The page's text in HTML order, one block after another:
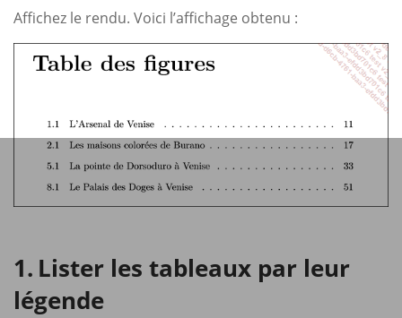
Affichez le rendu. Voici l’affichage obtenu :
Lister les tableaux par leur
légende